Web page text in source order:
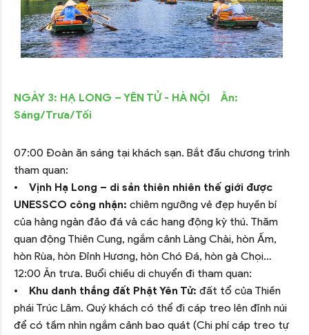
NGÀY 3: HẠ LONG – YÊN TỬ - HÀ NỘI Ăn:
Sáng/Trưa/Tối
07:00 Đoàn ăn sáng tại khách sạn. Bắt đầu chương trình
tham quan:
• Vịnh Hạ Long – di sản thiên nhiên thế giới được
UNESSCO công nhận: chiêm ngưỡng vẻ đẹp huyền bí
của hàng ngàn đảo đá và các hang động kỳ thú. Thăm
quan động Thiên Cung, ngắm cảnh Làng Chài, hòn Ấm,
hòn Rùa, hòn Đỉnh Hương, hòn Chó Đá, hòn gà Chọi…
12:00 Ăn trưa. Buổi chiều di chuyển đi tham quan:
•
Khu danh thắng đất Phật Yên Tử: đất tổ của Thiền
phái Trúc Lâm. Quý khách có thể đi cáp treo lên đỉnh núi
để có tầm nhìn ngắm cảnh bao quát (Chi phí cáp treo tự